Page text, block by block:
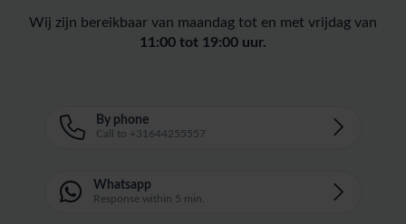
Wij zijn bereikbaar van maandag tot en met vrijdag van
11:00 tot 19:00 uur.
By phone
Call to +31644255557
Whatsapp
Response within 5 min.